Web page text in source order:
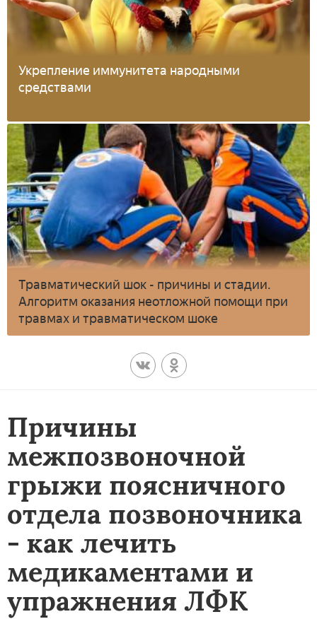
Укрепление иммунитета народными
средствами
Травматический шок - причины и стадии.
Алгоритм оказания неотложной помощи при
травмах и травматическом шоке
Причины
межпозвоночной
грыжи поясничного
отдела позвоночника
- как лечить
медикаментами и
упражнения ЛФК